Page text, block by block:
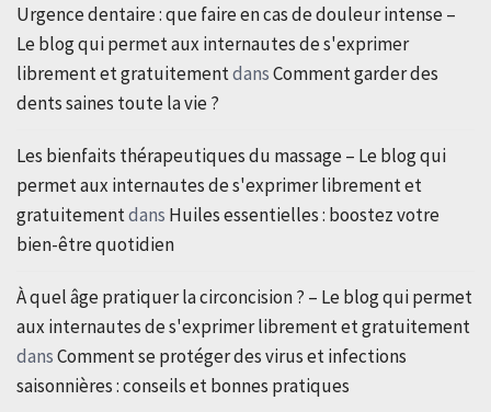
Urgence dentaire : que faire en cas de douleur intense –
Le blog qui permet aux internautes de s'exprimer
librement et gratuitementdansComment garder des
dents saines toute la vie ?
Les bienfaits thérapeutiques du massage – Le blog qui
permet aux internautes de s'exprimer librement et
gratuitementdans Huiles essentielles : boostez votre
bien-être quotidien
À quel âge pratiquer la circoncision ? – Le blog qui permet
aux internautes de s'exprimer librement et gratuitement
dansComment se protéger des virus et infections
saisonnières : conseils et bonnes pratiques